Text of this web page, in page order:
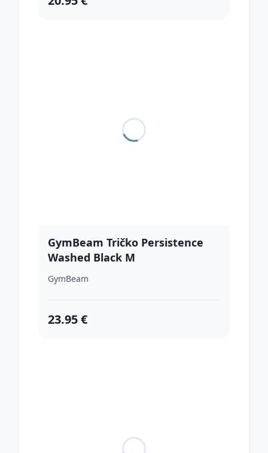
GymBeam Tričko Persistence
Washed Black M
GymBeam
23.95 €